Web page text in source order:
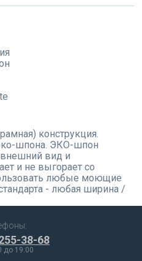
конструкция.
шпона. ЭКО-шпон
вид и
и не выгорает со
любые моющие
- любая ширина /
38-68
до 19:00